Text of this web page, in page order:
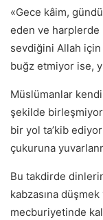
«Gece kâim,
eden ve harplerde
sevdiğini Allah
buğz etmiyor ise,
Müslümanlar kendi
şekilde
bir yol ta’kib
çukuruna
Bu takdirde
kabzasına
mecburiyetinde